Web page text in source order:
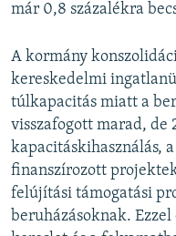
már 0,8 százalékra
A kormány
kereskedelmi
túlkapacitás miatt a
visszafogott marad, de
kapacitáskihasználás,
finanszírozott
felújítási támogatási
beruházásoknak.